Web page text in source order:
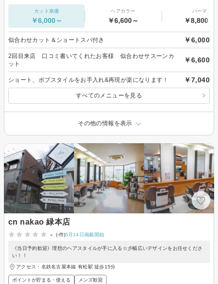
カット単価
￥6,000～
ヘアカラー
￥6,600～
パーマ
￥8,800～
似合わせカット＆ショートスパ付き ￥6,000
2回目来店 口コミ書いてくれたお客様 似合わせサスーンカ
ット
￥6,600
ショート、ボブスタイルをお手入れ&再現が楽になります！ ￥7,040
すべてのメニューを見る
その他の情報を表示
cn nakao 緑本店
-
(-件)5月14日掲載開始
《当日予約歓迎》理想のヘアスタイルが手に入る☆彡幅広いデザインをお任せくださ
い！！
アクセス：名鉄名古屋本線 有松駅 徒歩15分
ポイントが貯まる・使える メンズ歓迎